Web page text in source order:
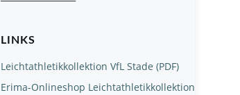
LINKS
Leichtathletikkollektion VfL Stade (PDF)
Erima-Onlineshop Leichtathletikkollektion